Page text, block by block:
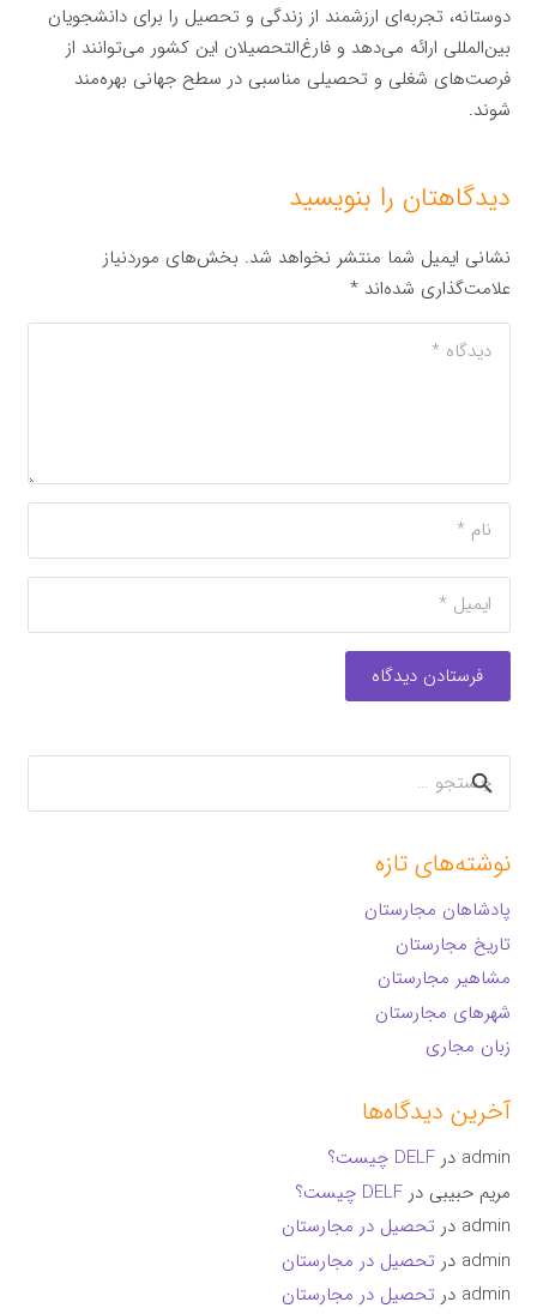
دوستانه، تجربه‌ای ارزشمند از زندگی و تحصیل را برای دانشجویان
بین‌المللی ارائه می‌دهد و فارغ‌التحصیلان این کشور می‌توانند از
فرصت‌های شغلی و تحصیلی مناسبی در سطح جهانی بهره‌مند
شوند.
دیدگاهتان را بنویسید
نشانی ایمیل شما منتشر نخواهد شد. بخش‌های موردنیاز
علامت‌گذاری شده‌اند*
فرستادن دیدگاه
جستجو
برای:
نوشته‌های تازه
پادشاهان مجارستان
تاریخ مجارستان
مشاهیر مجارستان
شهرهای مجارستان
زبان مجاری
آخرین دیدگاه‌ها
admin درDELF چیست؟
مریم حبیبی درDELF چیست؟
admin در تحصیل در مجارستان
admin در تحصیل در مجارستان
admin در تحصیل در مجارستان